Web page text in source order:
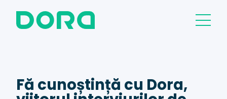
Fă cunoștință cu Dora,